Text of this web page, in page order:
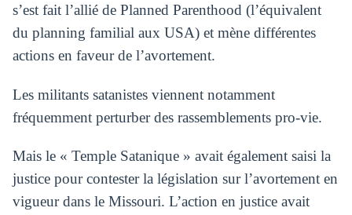
s’est fait l’allié de Planned Parenthood (l’équivalent
du planning familial aux USA) et mène différentes
actions en faveur de l’avortement.
Les militants satanistes viennent notamment
fréquemment perturber des rassemblements pro-vie.
Mais le « Temple Satanique » avait également saisi la
justice pour contester la législation sur l’avortement en
vigueur dans le Missouri. L’action en justice avait